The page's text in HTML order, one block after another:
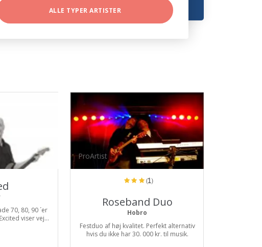
ALLE TYPER ARTISTER
70, 80, 90 ´er
viser vej...
ProArtist
(1)
Roseband Duo
Hobro
Festduo af høj kvalitet. Perfekt alternativ
hvis du ikke har 30. 000 kr. til musik.